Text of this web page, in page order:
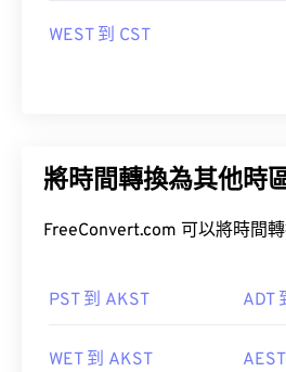
WEST 到 CST
將時間轉換為其他時
FreeConvert.com 可以將時間
PST 到 AKST ADT
WET 到 AKST